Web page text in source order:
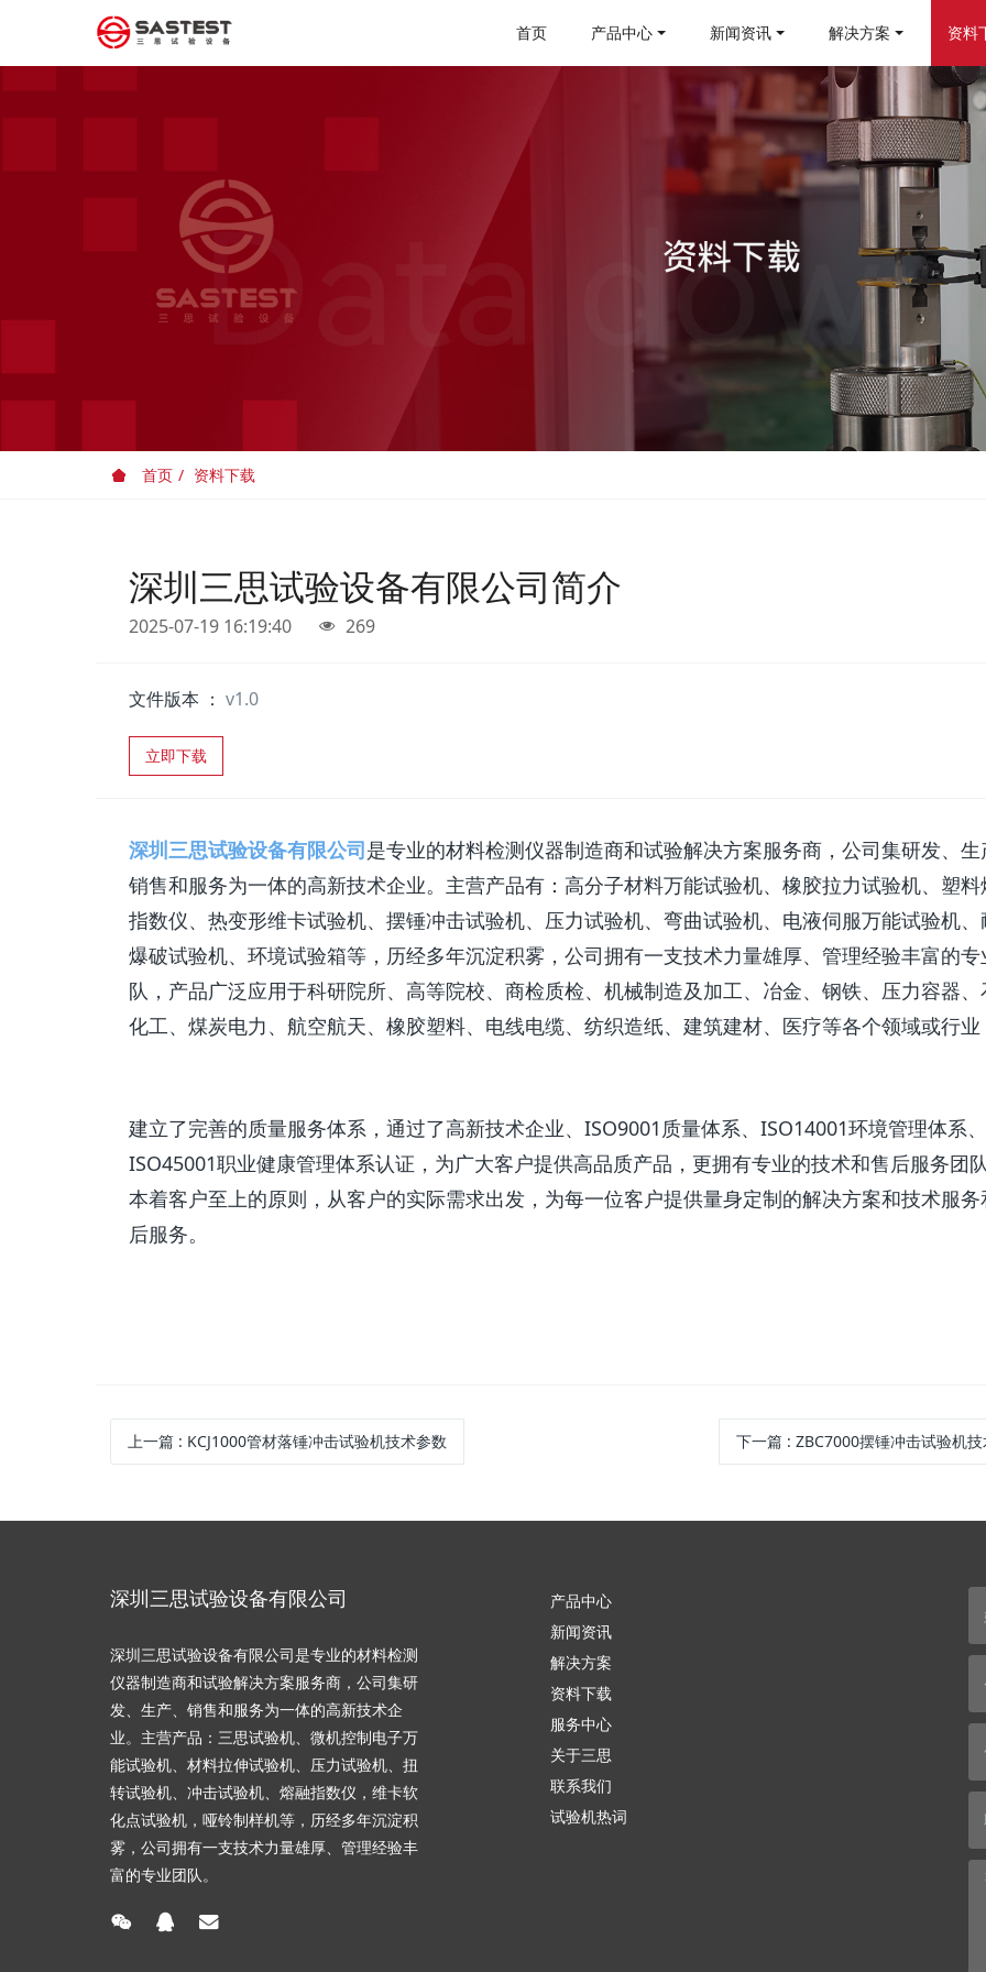
首页 产品中心 新闻资讯 解决方案 资料
首页 资料下载
深圳三思试验设备有限公司简介
2025-07-19 16:19:40 269
文件版本 ： v1.0
立即下载
深圳三思试验设备有限公司是专业的材料检测仪器制造商和试验解决方案服务商，公司集研发、生
销售和服务为一体的高新技术企业。主营产品有：高分子材料万能试验机、橡胶拉力试验机、塑料
指数仪、热变形维卡试验机、摆锤冲击试验机、压力试验机、弯曲试验机、电液伺服万能试验机、
爆破试验机、环境试验箱等，历经多年沉淀积雾，公司拥有一支技术力量雄厚、管理经验丰富的专
队，产品广泛应用于科研院所、高等院校、商检质检、机械制造及加工、冶金、钢铁、压力容器、
化工、煤炭电力、航空航天、橡胶塑料、电线电缆、纺织造纸、建筑建材、医疗等各个领域或行业
建立了完善的质量服务体系，通过了高新技术企业、ISO9001质量体系、ISO14001环境管理体系、
ISO45001职业健康管理体系认证，为广大客户提供高品质产品，更拥有专业的技术和售后服务团
本着客户至上的原则，从客户的实际需求出发，为每一位客户提供量身定制的解决方案和技术服务
后服务。
上一篇 : KCJ1000管材落锤冲击试验机技术参数 下一篇 :ZBC7000摆锤冲击试验机
深圳三思试验设备有限公司
深圳三思试验设备有限公司是专业的材料检测
仪器制造商和试验解决方案服务商，公司集研
发、生产、销售和服务为一体的高新技术企
业。主营产品：三思试验机、微机控制电子万
能试验机、材料拉伸试验机、压力试验机、扭
转试验机、冲击试验机、熔融指数仪，维卡软
化点试验机，哑铃制样机等，历经多年沉淀积
雾，公司拥有一支技术力量雄厚、管理经验丰
富的专业团队。
产品中心
新闻资讯
解决方案
资料下载
服务中心
关于三思
联系我们
试验机热词